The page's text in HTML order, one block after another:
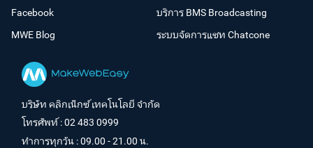
Facebook
MWE Blog
บริการ BMS Broadcasting
ระบบจัดการแชท Chatcone
บริษัท คลิกเน็กซ์ เทคโนโลยี จำกัด
โทรศัพท์ :02 483 0999
ทำการทุกวัน : 09.00 - 21.00 น.